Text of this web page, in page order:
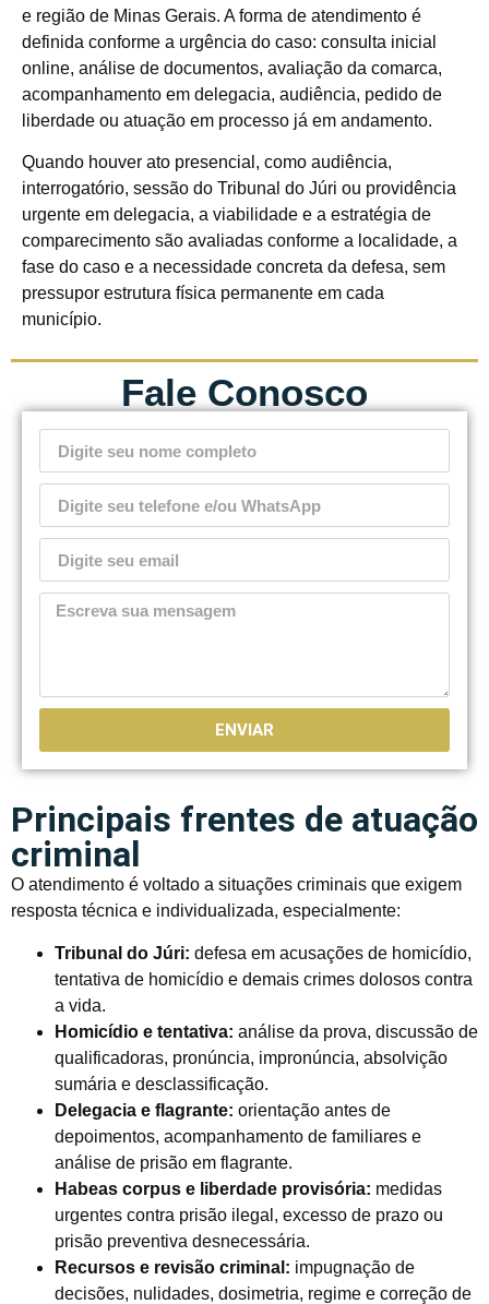
e região de Minas Gerais. A forma de atendimento é
definida conforme a urgência do caso: consulta inicial
online, análise de documentos, avaliação da comarca,
acompanhamento em delegacia, audiência, pedido de
liberdade ou atuação em processo já em andamento.
Quando houver ato presencial, como audiência,
interrogatório, sessão do Tribunal do Júri ou providência
urgente em delegacia, a viabilidade e a estratégia de
comparecimento são avaliadas conforme a localidade, a
fase do caso e a necessidade concreta da defesa, sem
pressupor estrutura física permanente em cada
município.
Fale Conosco
ENVIAR
Principais frentes de atuação
criminal
O atendimento é voltado a situações criminais que exigem
resposta técnica e individualizada, especialmente:
Tribunal do Júri: defesa em acusações de homicídio,
tentativa de homicídio e demais crimes dolosos contra
a vida.
Homicídio e tentativa: análise da prova, discussão de
qualificadoras, pronúncia, impronúncia, absolvição
sumária e desclassificação.
Delegacia e flagrante: orientação antes de
depoimentos, acompanhamento de familiares e
análise de prisão em flagrante.
Habeas corpus e liberdade provisória: medidas
urgentes contra prisão ilegal, excesso de prazo ou
prisão preventiva desnecessária.
Recursos e revisão criminal: impugnação de
decisões, nulidades, dosimetria, regime e correção de